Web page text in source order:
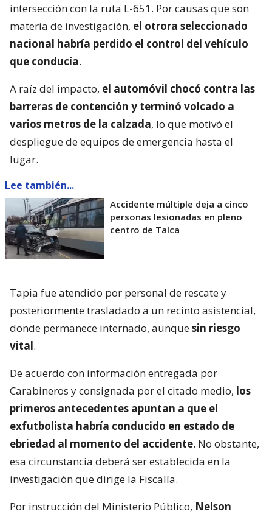
intersección con la ruta L-651. Por causas que son
materia de investigación, el otrora seleccionado
nacional habría perdido el control del vehículo
que conducía.
A raíz del impacto, el automóvil chocó contra las
barreras de contención y terminó volcado a
varios metros de la calzada, lo que motivó el
despliegue de equipos de emergencia hasta el
lugar.
Lee también...
Accidente múltiple deja a cinco
personas lesionadas en pleno
centro de Talca
Tapia fue atendido por personal de rescate y
posteriormente trasladado a un recinto asistencial,
donde permanece internado, aunquesin riesgo
vital.
De acuerdo con información entregada por
Carabineros y consignada por el citado medio, los
primeros antecedentes apuntan a que el
exfutbolista habría conducido en estado de
ebriedad al momento del accidente. No obstante,
esa circunstancia deberá ser establecida en la
investigación que dirige la Fiscalía.
Por instrucción del Ministerio Público, Nelson